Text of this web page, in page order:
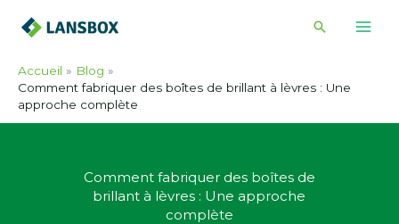
Accueil
Blog
Comment fabriquer des boîtes de brillant à lèvres : Une
approche complète
Comment fabriquer des boîtes de
brillant à lèvres : Une approche
complète